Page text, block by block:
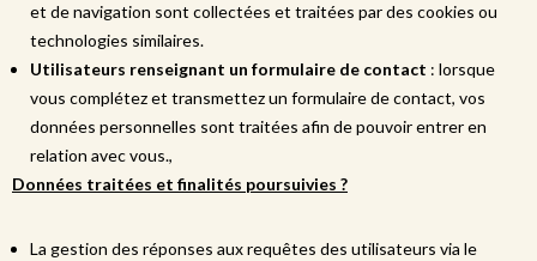
et de navigation sont collectées et traitées par des cookies ou
technologies similaires.
Utilisateurs renseignant un formulaire de contact : lorsque
vous complétez et transmettez un formulaire de contact, vos
données personnelles sont traitées afin de pouvoir entrer en
relation avec vous.,
Données traitées et finalités poursuivies ?
La gestion des réponses aux requêtes des utilisateurs via le